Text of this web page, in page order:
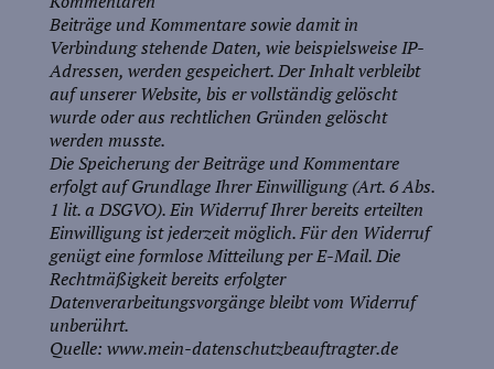
Beiträge und Kommentare sowie damit in
Verbindung stehende Daten, wie beispielsweise IP-
Adressen, werden gespeichert. Der Inhalt verbleibt
auf unserer Website, bis er vollständig gelöscht
wurde oder aus rechtlichen Gründen gelöscht
werden musste.
Die Speicherung der Beiträge und Kommentare
erfolgt auf Grundlage Ihrer Einwilligung (Art. 6 Abs.
1 lit. a DSGVO). Ein Widerruf Ihrer bereits erteilten
Einwilligung ist jederzeit möglich. Für den Widerruf
genügt eine formlose Mitteilung per E-Mail. Die
Rechtmäßigkeit bereits erfolgter
Datenverarbeitungsvorgänge bleibt vom Widerruf
unberührt.
Quelle: www.mein-datenschutzbeauftragter.de